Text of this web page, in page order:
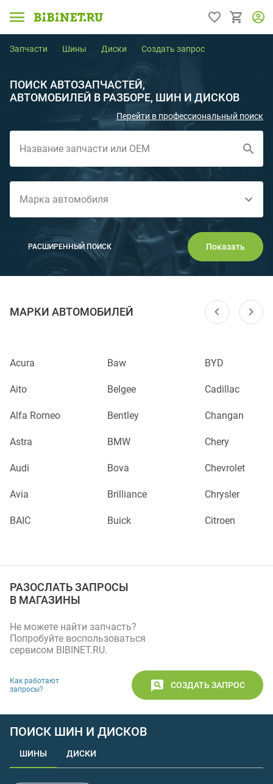
Запчасти Шины Диски Создать запрос
ПОИСК АВТОЗАПЧАСТЕЙ,
АВТОМОБИЛЕЙ В РАЗБОРЕ, ШИН И ДИСКОВ
Перейти в профессиональный поиск
Название запчасти или ОЕМ
Марка автомобиля
РАСШИРЕННЫЙ ПОИСК Показать
МАРКИ АВТОМОБИЛЕЙ
Acura
Aito
Alfa Romeo
Astra
Audi
Avia
BAIC
Baw
Belgee
Bentley
BMW
Bova
Brilliance
Buick
BYD
Cadillac
Changan
Chery
Chevrolet
Chrysler
Citroen
РАЗОСЛАТЬ ЗАПРОСЫ
В МАГАЗИНЫ
Не можете найти запчасть?
Попробуйте воспользоваться
сервисом BIBINET.RU.
Как работают
запросы?
СОЗДАТЬ ЗАПРОС
ПОИСК ШИН И ДИСКОВ
ШИНЫ ДИСКИ